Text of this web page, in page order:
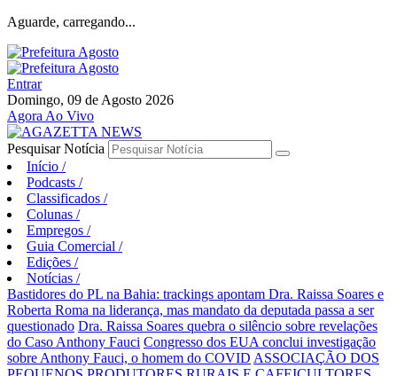
Aguarde, carregando...
Entrar
Domingo, 09 de Agosto 2026
Agora Ao Vivo
Pesquisar Notícia
Início /
Podcasts /
Classificados /
Colunas /
Empregos /
Guia Comercial /
Edições /
Notícias /
Bastidores do PL na Bahia: trackings apontam Dra. Raissa Soares e
Roberta Roma na liderança, mas mandato da deputada passa a ser
questionado Dra. Raissa Soares quebra o silêncio sobre revelações
do Caso Anthony Fauci Congresso dos EUA conclui investigação
sobre Anthony Fauci, o homem do COVID ASSOCIAÇÃO DOS